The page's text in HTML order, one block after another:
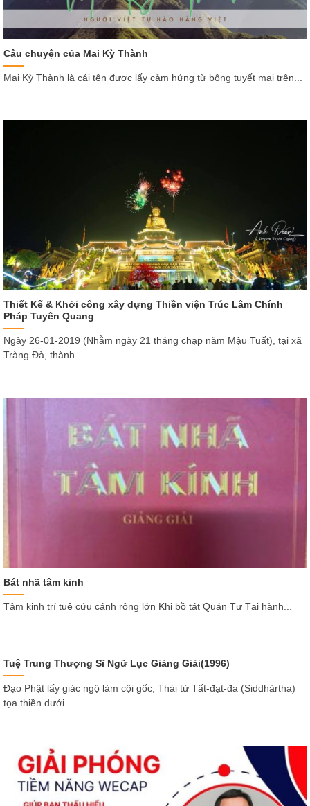
Câu chuyện của Mai Kỳ Thành
Mai Kỳ Thành là cái tên được lấy cảm hứng từ bông tuyết mai trên...
Thiết Kế & Khởi công xây dựng Thiền viện Trúc Lâm Chính
Pháp Tuyên Quang
Ngày 26-01-2019 (Nhằm ngày 21 tháng chạp năm Mậu Tuất), tại xã
Tràng Đà, thành...
Bát nhã tâm kinh
Tâm kinh trí tuệ cứu cánh rộng lớn Khi bồ tát Quán Tự Tại hành...
Tuệ Trung Thượng Sĩ Ngữ Lục Giảng Giải(1996)
Đạo Phật lấy giác ngộ làm cội gốc, Thái tử Tất-đạt-đa (Siddhàrtha)
tọa thiền dưới...